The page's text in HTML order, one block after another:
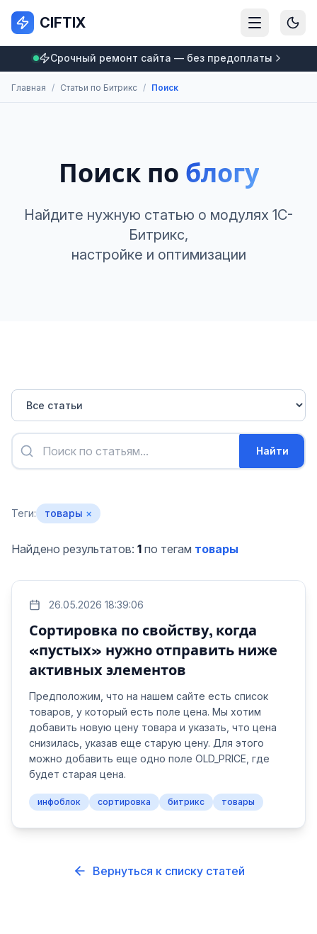
CIFTIX
Срочный ремонт сайта — без предоплаты
Главная / Статьи по Битрикс / Поиск
Поиск по блогу
Найдите нужную статью о модулях 1С-
Битрикс,
настройке и оптимизации
Найти
Теги: товары ×
Найдено результатов: 1 по тегам товары
26.05.2026 18:39:06
Сортировка по свойству, когда
«пустых» нужно отправить ниже
активных элементов
Предположим, что на нашем сайте есть список
товаров, у который есть поле цена. Мы хотим
добавить новую цену товара и указать, что цена
снизилась, указав еще старую цену. Для этого
можно добавить еще одно поле OLD_PRICE, где
будет старая цена.
инфоблок сортировка битрикс товары
Вернуться к списку статей